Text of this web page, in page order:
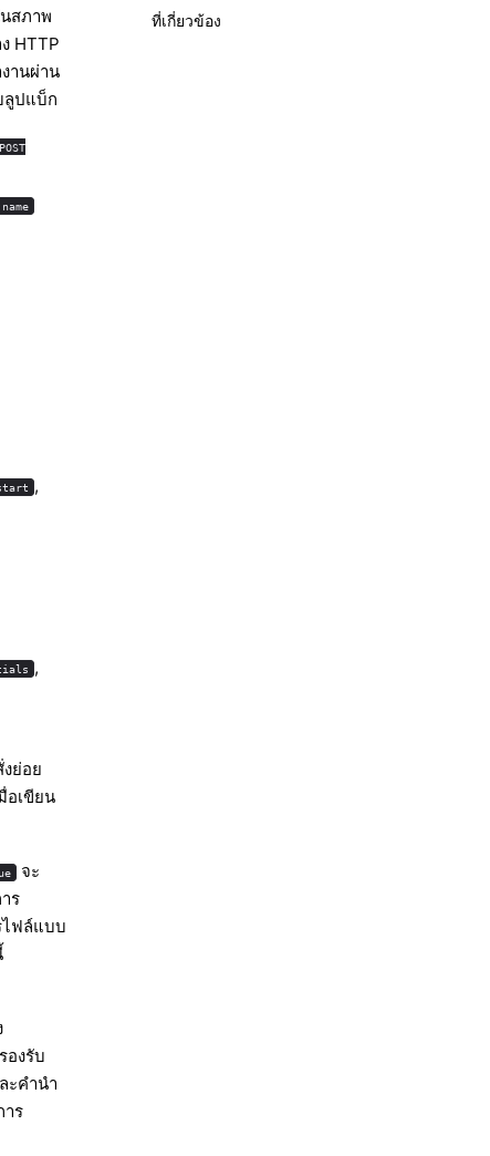
สภาพ
HTTP
านผ่าน
ลูปแบ็ก
POST
,
,
ย่อย
อเขียน
จะ
ร
ไฟล์แบบ
องรับ
ะคำนำ
ร
ที่เกี่ยวข้อง